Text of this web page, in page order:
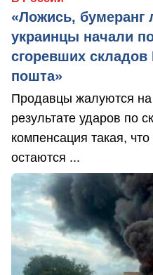
«Ложись,
украинцы начали
сгоревших складов
пошта»
Продавцы жалуются
результате ударов по
компенсация такая,
остаются ...